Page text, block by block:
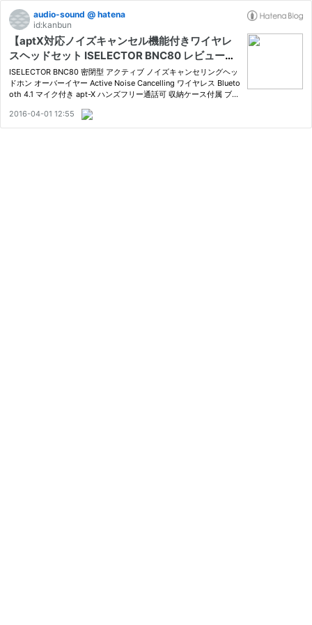
audio-sound @ hatena
id:kanbun
【aptX対応ノイズキャンセル機能付きワイヤレ
スヘッドセット ISELECTOR BNC80 レビュー】
ケーブルとケーブルレス、二つの個性を感じる。
モバイルでも家庭でも楽しい音を提供する
ISELECTOR BNC80 密閉型 アクティブ ノイズキャンセリングヘッ
ドホン オーバーイヤー Active Noise Cancelling ワイヤレス Blueto
oth 4.1 マイク付き apt-X ハンズフリー通話可 収納ケース付属 ブラ
ット。 その搭載する機能は多彩でレビュー1つで紹介しきる…
2016-04-01 12:55